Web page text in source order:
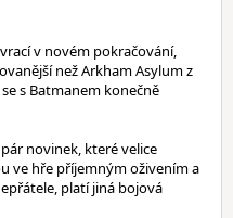
v novém pokračování,
než Arkham Asylum z
s Batmanem konečně
novinek, které velice
ve hře příjemným oživením a
platí jiná bojová